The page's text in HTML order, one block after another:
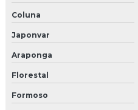
Coluna
Japonvar
Araponga
Florestal
Formoso